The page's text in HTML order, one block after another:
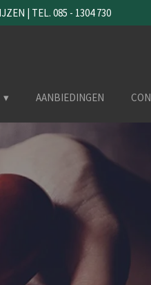
| TEL. 085 - 1304 730
AANBIEDINGEN